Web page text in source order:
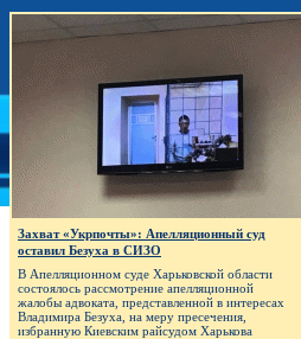
Захват «Укрпочты»: Апелляционный суд
оставил Безуха в СИЗО
В Апелляционном суде Харьковской области
состоялось рассмотрение апелляционной
жалобы адвоката, представленной в интересах
Владимира Безуха, на меру пресечения,
избранную Киевским райсудом Харькова